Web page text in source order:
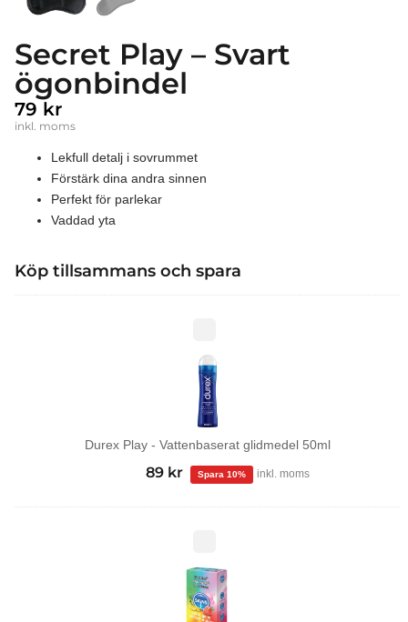
Secret Play – Svart
ögonbindel
79 kr
inkl. moms
Lekfull detalj i sovrummet
Förstärk dina andra sinnen
Perfekt för parlekar
Vaddad yta
Köp tillsammans och spara
Vattenbaserat
glidmedel
50ml
Durex Play - Vattenbaserat glidmedel 50ml
Det
priset
89 kr
Det
priset
inkl. moms
pack